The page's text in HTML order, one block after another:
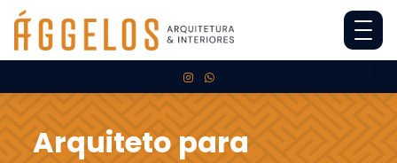
Arquiteto para